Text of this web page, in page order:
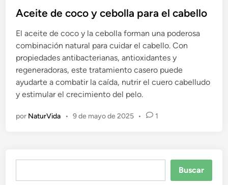
b
i
c
a
d
o
e
Aceite de coco y cebolla para el cabello
El aceite de coco y la cebolla forman una poderosa
combinación natural para cuidar el cabello. Con
propiedades antibacterianas, antioxidantes y
regeneradoras, este tratamiento casero puede
ayudarte a combatir la caída, nutrir el cuero cabelludo
y estimular el crecimiento del pelo.
por NaturVida • 9 de mayo de 2025 • 1
Buscar